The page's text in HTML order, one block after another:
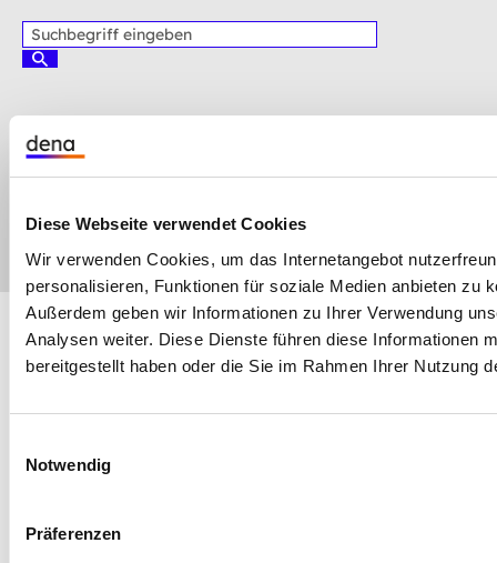
Diese Webseite verwendet Cookies
Wir verwenden Cookies, um das Internetangebot
personalisieren, Funktionen für soziale Medien anbieten zu
Außerdem geben wir Informationen zu Ihrer Verwendung
Analysen weiter. Diese Dienste führen diese Informationen
bereitgestellt haben oder die Sie im Rahmen Ihrer Nutzung
Notwendig
Präferenzen
u
b
e
g
f
f
n
g
e
e
S
h
n
Cookie-Einstellungen
AGB